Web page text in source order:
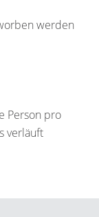
werden
Person pro
verläuft